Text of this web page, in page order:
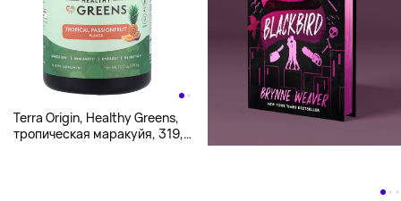
Terra Origin, Healthy Greens,
тропическая маракуйя, 319,5